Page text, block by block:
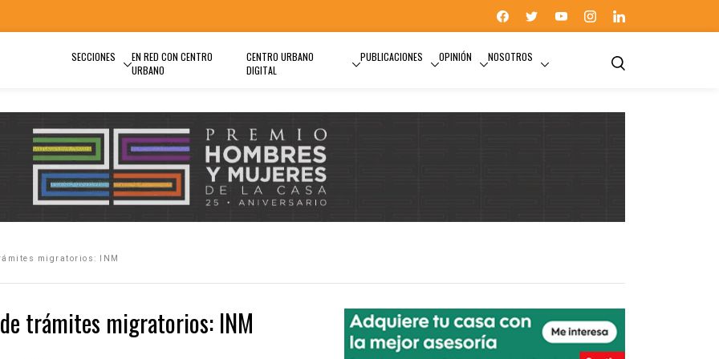
SECCIONES
EN RED CON CENTRO
URBANO
CENTRO URBANO
DIGITAL
PUBLICACIONES OPINIÓN NOSOTROS
migratorios: INM
trámites migratorios: INM